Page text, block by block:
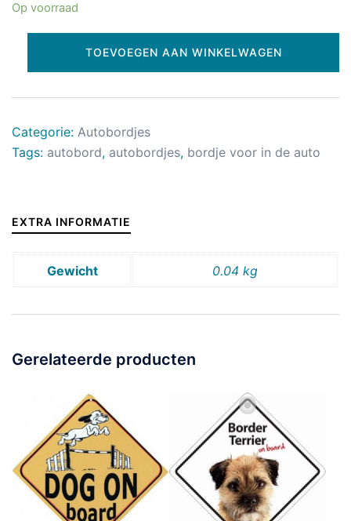
Op voorraad
TOEVOEGEN AAN WINKELWAGEN
Categorie: Autobordjes
Tags: autobord, autobordjes, bordje voor in de auto
EXTRA INFORMATIE
Gewicht 0.04 kg
Gerelateerde producten